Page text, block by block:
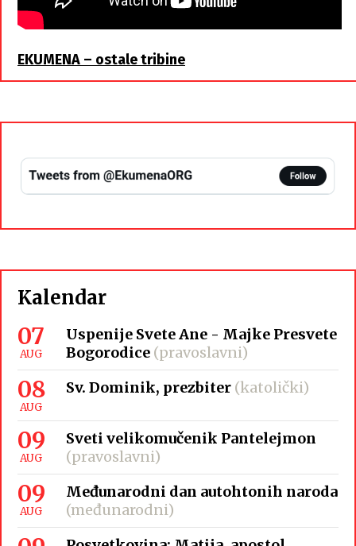
EKUMENA – ostale tribine
Kalendar
07
AUG
Uspenije Svete Ane - Majke Presvete
Bogorodice (pravoslavni)
08
AUG
Sv. Dominik, prezbiter (katolički)
09
AUG
Sveti velikomučenik Pantelejmon
(pravoslavni)
09
AUG
Međunarodni dan autohtonih naroda
(međunarodni)